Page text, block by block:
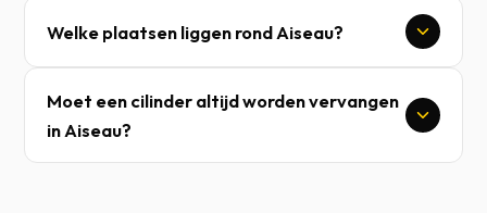
Welke plaatsen liggen rond Aiseau?
Moet een cilinder altijd worden vervangen
in Aiseau?